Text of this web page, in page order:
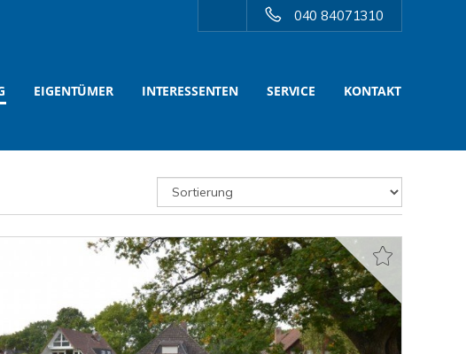
040 84071310
EIGENTÜMER INTERESSENTEN SERVICE KONTAKT